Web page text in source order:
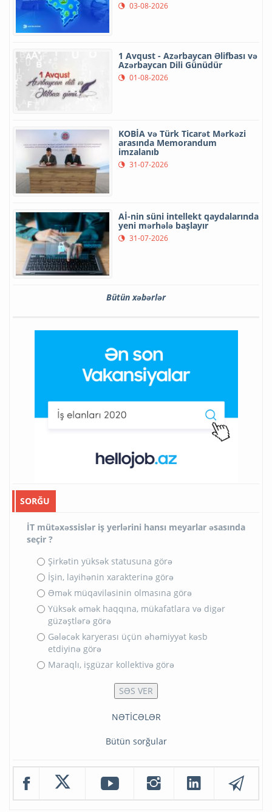
03-08-2026
1 Avqust - Azərbaycan Əlifbası və
Azərbaycan Dili Günüdür
01-08-2026
KOBİA və Türk Ticarət Mərkəzi
arasında Memorandum
imzalanıb
31-07-2026
Aİ-nin süni intellekt qaydalarında
yeni mərhələ başlayır
31-07-2026
Bütün xəbərlər
SORĞU
İT mütəxəssislər iş yerlərini hansı meyarlar əsasında
seçir ?
Şirkətin yüksək statusuna görə
İşin, layihənin xarakterinə görə
Əmək müqaviləsinin olmasına görə
Yüksək əmək haqqına, mükafatlara və digər
güzəştlərə görə
Gələcək karyerası üçün əhəmiyyət kəsb
etdiyinə görə
Maraqlı, işgüzar kollektivə görə
NƏTİCƏLƏR
Bütün sorğular